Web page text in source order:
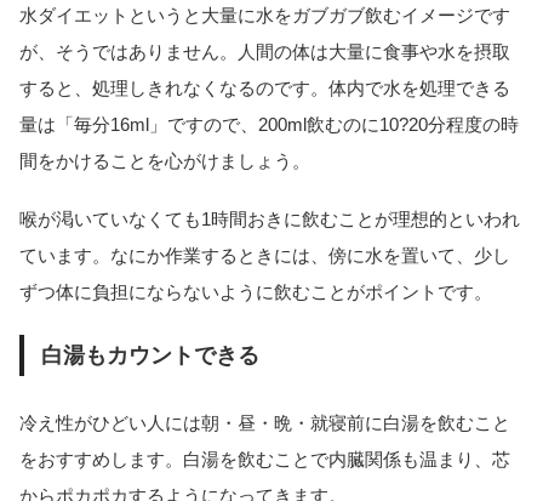
水ダイエットというと大量に水をガブガブ飲むイメージです
が、そうではありません。人間の体は大量に食事や水を摂取
すると、処理しきれなくなるのです。体内で水を処理できる
量は「毎分16ml」ですので、200ml飲むのに10?20分程度の時
間をかけることを心がけましょう。
喉が渇いていなくても1時間おきに飲むことが理想的といわれ
ています。なにか作業するときには、傍に水を置いて、少し
ずつ体に負担にならないように飲むことがポイントです。
白湯もカウントできる
冷え性がひどい人には朝・昼・晩・就寝前に白湯を飲むこと
をおすすめします。白湯を飲むことで内臓関係も温まり、芯
からポカポカするようになってきます。